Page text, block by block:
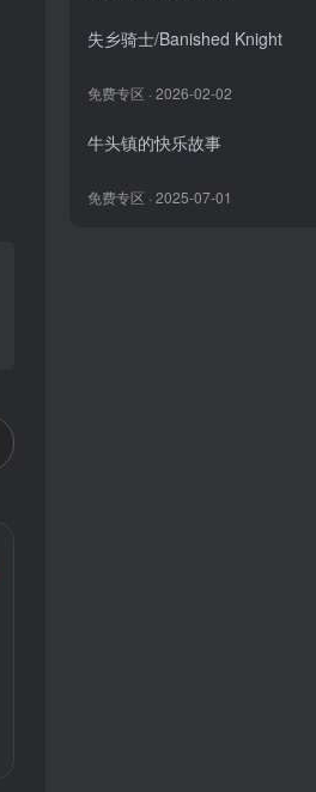
失乡骑士/Banished Knight
免费专区 · 2026-02-02
牛头镇的快乐故事
免费专区 · 2025-07-01